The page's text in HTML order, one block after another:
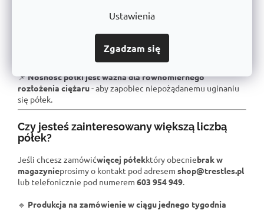
Ustawienia
Zgadzam się
Ciężkie przedmioty należy umieszczać na niższych
, szczególnie w przypadku umieszczenia regału w
środowisku o wyższych wibracjach.
📌Nośność półki jest ważna dla równomiernego
rozłożenia ciężaru- aby zapobiec niepożądanemu uginaniu
się półek.
Czy jesteś zainteresowany większą liczbą
półek?
Jeśli chcesz zamówićwięcej półekktóry obecniebrak w
magazynieprosimy o kontakt pod adresem shop@trestles.pl
lub telefonicznie pod numerem 603 954 949
🔹 Produkcja na zamówienie w ciągu jednego tygodnia